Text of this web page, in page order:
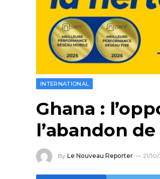
INTERNATIONAL
Ghana :
l’abandon
By Le Nouveau Reporter 21/